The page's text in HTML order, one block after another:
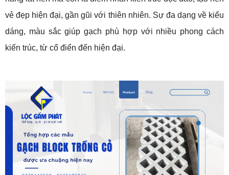
vẻ đẹp hiện đại, gần gũi với thiên nhiên. Sự đa dạng về kiểu
dáng, màu sắc giúp gạch phù hợp với nhiều phong cách
kiến trúc, từ cổ điển đến hiện đại.